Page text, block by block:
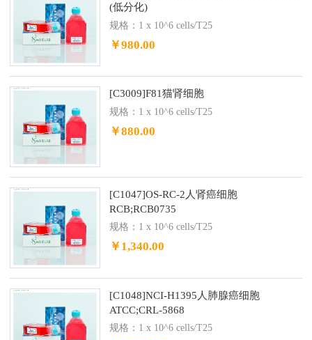
(低分化)
规格：1 x 10^6 cells/T25
￥980.00
[C3009]F81猫肾细胞
规格：1 x 10^6 cells/T25
￥880.00
[C1047]OS-RC-2人肾癌细胞
RCB;RCB0735
规格：1 x 10^6 cells/T25
￥1,340.00
[C1048]NCI-H1395人肺腺癌细胞
ATCC;CRL-5868
规格：1 x 10^6 cells/T25